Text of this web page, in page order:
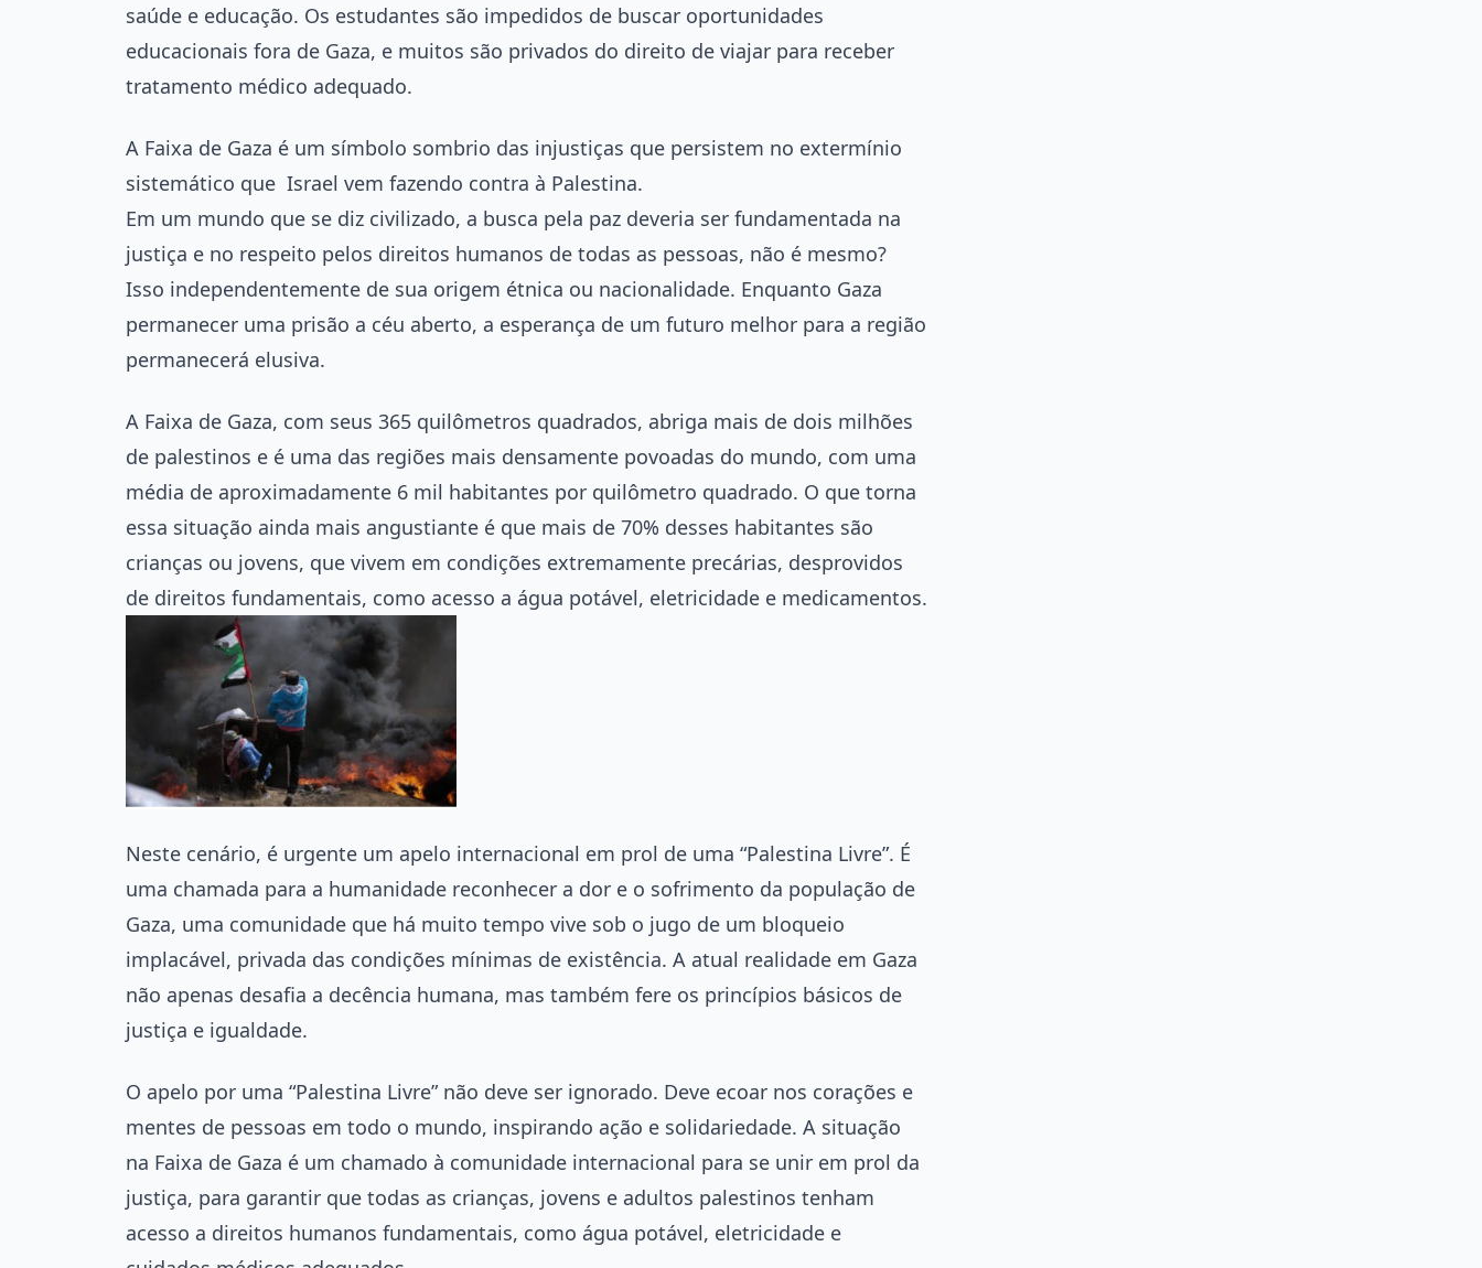
saúde e educação. Os estudantes são impedidos de buscar oportunidades
educacionais fora de Gaza, e muitos são privados do direito de viajar para receber
tratamento médico adequado.
A Faixa de Gaza é um símbolo sombrio das injustiças que persistem no extermínio
sistemático que Israel vem fazendo contra à Palestina.
Em um mundo que se diz civilizado, a busca pela paz deveria ser fundamentada na
justiça e no respeito pelos direitos humanos de todas as pessoas, não é mesmo?
Isso independentemente de sua origem étnica ou nacionalidade. Enquanto Gaza
permanecer uma prisão a céu aberto, a esperança de um futuro melhor para a região
permanecerá elusiva.
A Faixa de Gaza, com seus 365 quilômetros quadrados, abriga mais de dois milhões
de palestinos e é uma das regiões mais densamente povoadas do mundo, com uma
média de aproximadamente 6 mil habitantes por quilômetro quadrado. O que torna
essa situação ainda mais angustiante é que mais de 70% desses habitantes são
crianças ou jovens, que vivem em condições extremamente precárias, desprovidos
de direitos fundamentais, como acesso a água potável, eletricidade e medicamentos.
Neste cenário, é urgente um apelo internacional em prol de uma “Palestina Livre”. É
uma chamada para a humanidade reconhecer a dor e o sofrimento da população de
Gaza, uma comunidade que há muito tempo vive sob o jugo de um bloqueio
implacável, privada das condições mínimas de existência. A atual realidade em Gaza
não apenas desafia a decência humana, mas também fere os princípios básicos de
justiça e igualdade.
O apelo por uma “Palestina Livre” não deve ser ignorado. Deve ecoar nos corações e
mentes de pessoas em todo o mundo, inspirando ação e solidariedade. A situação
na Faixa de Gaza é um chamado à comunidade internacional para se unir em prol da
justiça, para garantir que todas as crianças, jovens e adultos palestinos tenham
acesso a direitos humanos fundamentais, como água potável, eletricidade e